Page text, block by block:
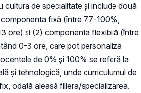
cultura de specialitate și include două
fixă (între 77-100%,
ore) și (2) componenta flexibilă (între
0-3 ore, care pot personaliza
de 0% și 100% se referă la
și tehnologică, unde curriculumul de
odată aleasă filiera/specializarea.